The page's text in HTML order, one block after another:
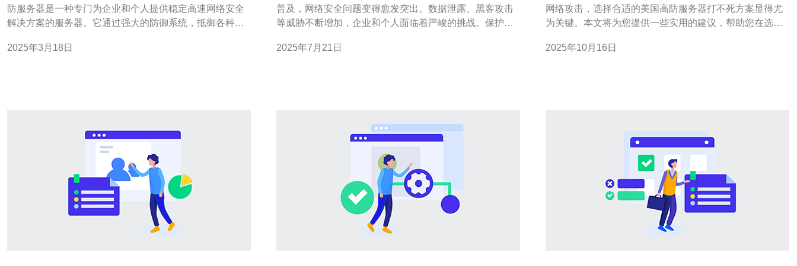
防服务器是一种专门为企业和个人提供稳定高速网络安全
解决方案的服务器。它通过强大的防御系统，抵御各种网
30G是一种性能卓越的高防服务器方案。它具有以下优
2025年3月18日
普及，网络安全问题变得愈发突出。数据泄露、黑客攻击
等威胁不断增加，企业和个人面临着严峻的挑战。保护网
拥有先进的网络基础设施和技术实力。选择美国云服务
2025年7月21日
网络攻击，选择合适的美国高防服务器打不死方案显得尤
为关键。本文将为您提供一些实用的建议，帮助您在选择
防服务器。高防服务器是指具备强大防护能力的服务器，
2025年10月16日